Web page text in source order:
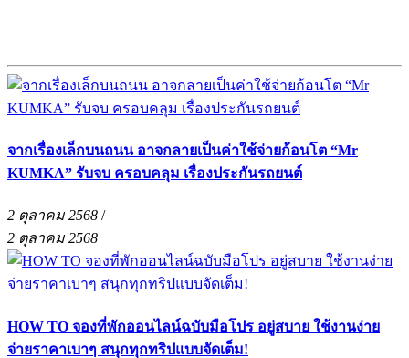
จากเรื่องเล็กบนถนน อาจกลายเป็นค่าใช้จ่ายก้อนโต “Mr
KUMKA” รับจบ ครอบคลุม เรื่องประกันรถยนต์
2 ตุลาคม 2568 /
2 ตุลาคม 2568
HOW TO จองที่พักออนไลน์ฉบับมือโปร อยู่สบาย ใช้งานง่าย
จ่ายราคาเบาๆ สนุกทุกทริปแบบจัดเต็ม!